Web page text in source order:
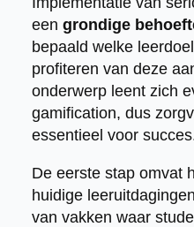
een grondige
bepaald welke
profiteren van deze
onderwerp leent zich
gamification, dus
essentieel voor
De eerste stap omvat
huidige
van vakken waar